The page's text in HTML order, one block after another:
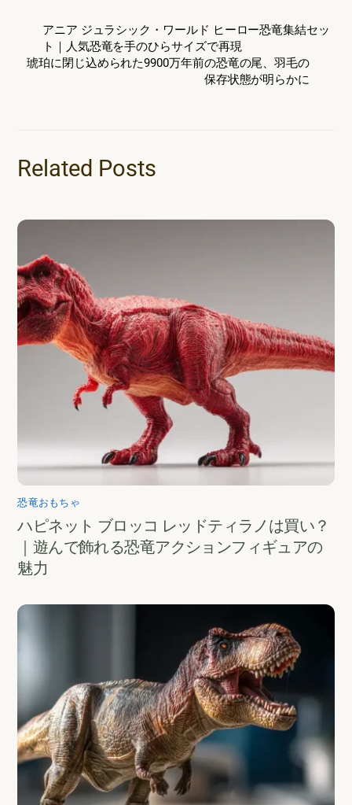
アニア ジュラシック・ワールド ヒーロー恐竜集結セッ
ト｜人気恐竜を手のひらサイズで再現
琥珀に閉じ込められた9900万年前の恐竜の尾、羽毛の
保存状態が明らかに
Related Posts
恐竜おもちゃ
ハピネット ブロッコ レッドティラノは買い？
｜遊んで飾れる恐竜アクションフィギュアの
魅力